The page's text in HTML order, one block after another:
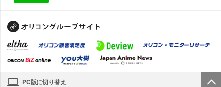
PC版に切り替え